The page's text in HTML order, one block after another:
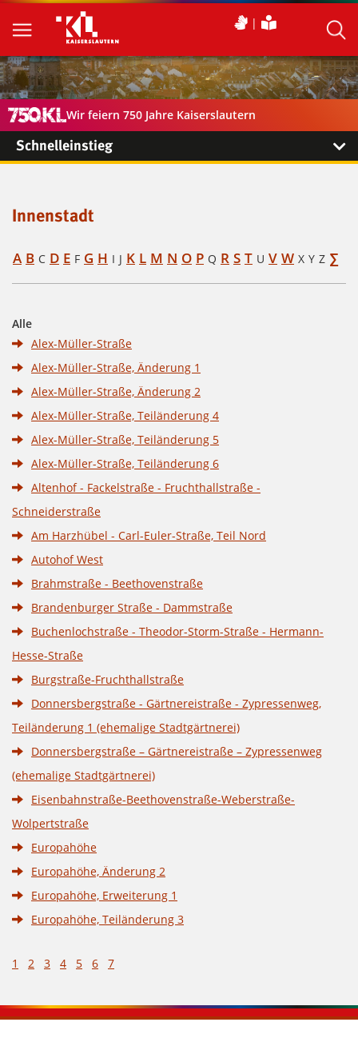
Wir feiern 750 Jahre Kaiserslautern
Schnelleinstieg
Innenstadt
A B C D E F G H I J K L M N O P Q R S T U V W X Y Z ∑
Alle
Alex-Müller-Straße
Alex-Müller-Straße, Änderung 1
Alex-Müller-Straße, Änderung 2
Alex-Müller-Straße, Teiländerung 4
Alex-Müller-Straße, Teiländerung 5
Alex-Müller-Straße, Teiländerung 6
Altenhof - Fackelstraße - Fruchthallstraße -
Schneiderstraße
Am Harzhübel - Carl-Euler-Straße, Teil Nord
Autohof West
Brahmstraße - Beethovenstraße
Brandenburger Straße - Dammstraße
Buchenlochstraße - Theodor-Storm-Straße - Hermann-
Hesse-Straße
Burgstraße-Fruchthallstraße
Donnersbergstraße - Gärtnereistraße - Zypressenweg,
Teiländerung 1 (ehemalige Stadtgärtnerei)
Donnersbergstraße – Gärtnereistraße – Zypressenweg
(ehemalige Stadtgärtnerei)
Eisenbahnstraße-Beethovenstraße-Weberstraße-
Wolpertstraße
Europahöhe
Europahöhe, Änderung 2
Europahöhe, Erweiterung 1
Europahöhe, Teiländerung 3
1 2 3 4 5 6 7